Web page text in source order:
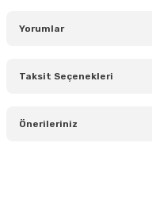
Yorumlar
Taksit Seçenekleri
Önerileriniz